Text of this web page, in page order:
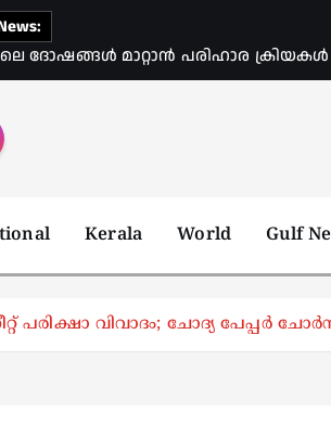
ദോഷങ്ങൾ മാറ്റാൻ പരിഹാര ക്രിയകൾ
Kerala World Gulf
പരിക്ഷാ വിവാദം; ചോദ്യ പേപ്പർ